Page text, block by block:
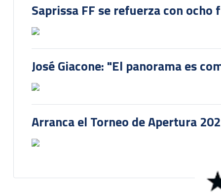
Saprissa FF se refuerza con
José Giacone: "El panorama es
Arranca el Torneo de Apertura